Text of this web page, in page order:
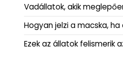
Vadállatok, akik
Hogyan jelzi a macska,
Ezek az állatok felismerik